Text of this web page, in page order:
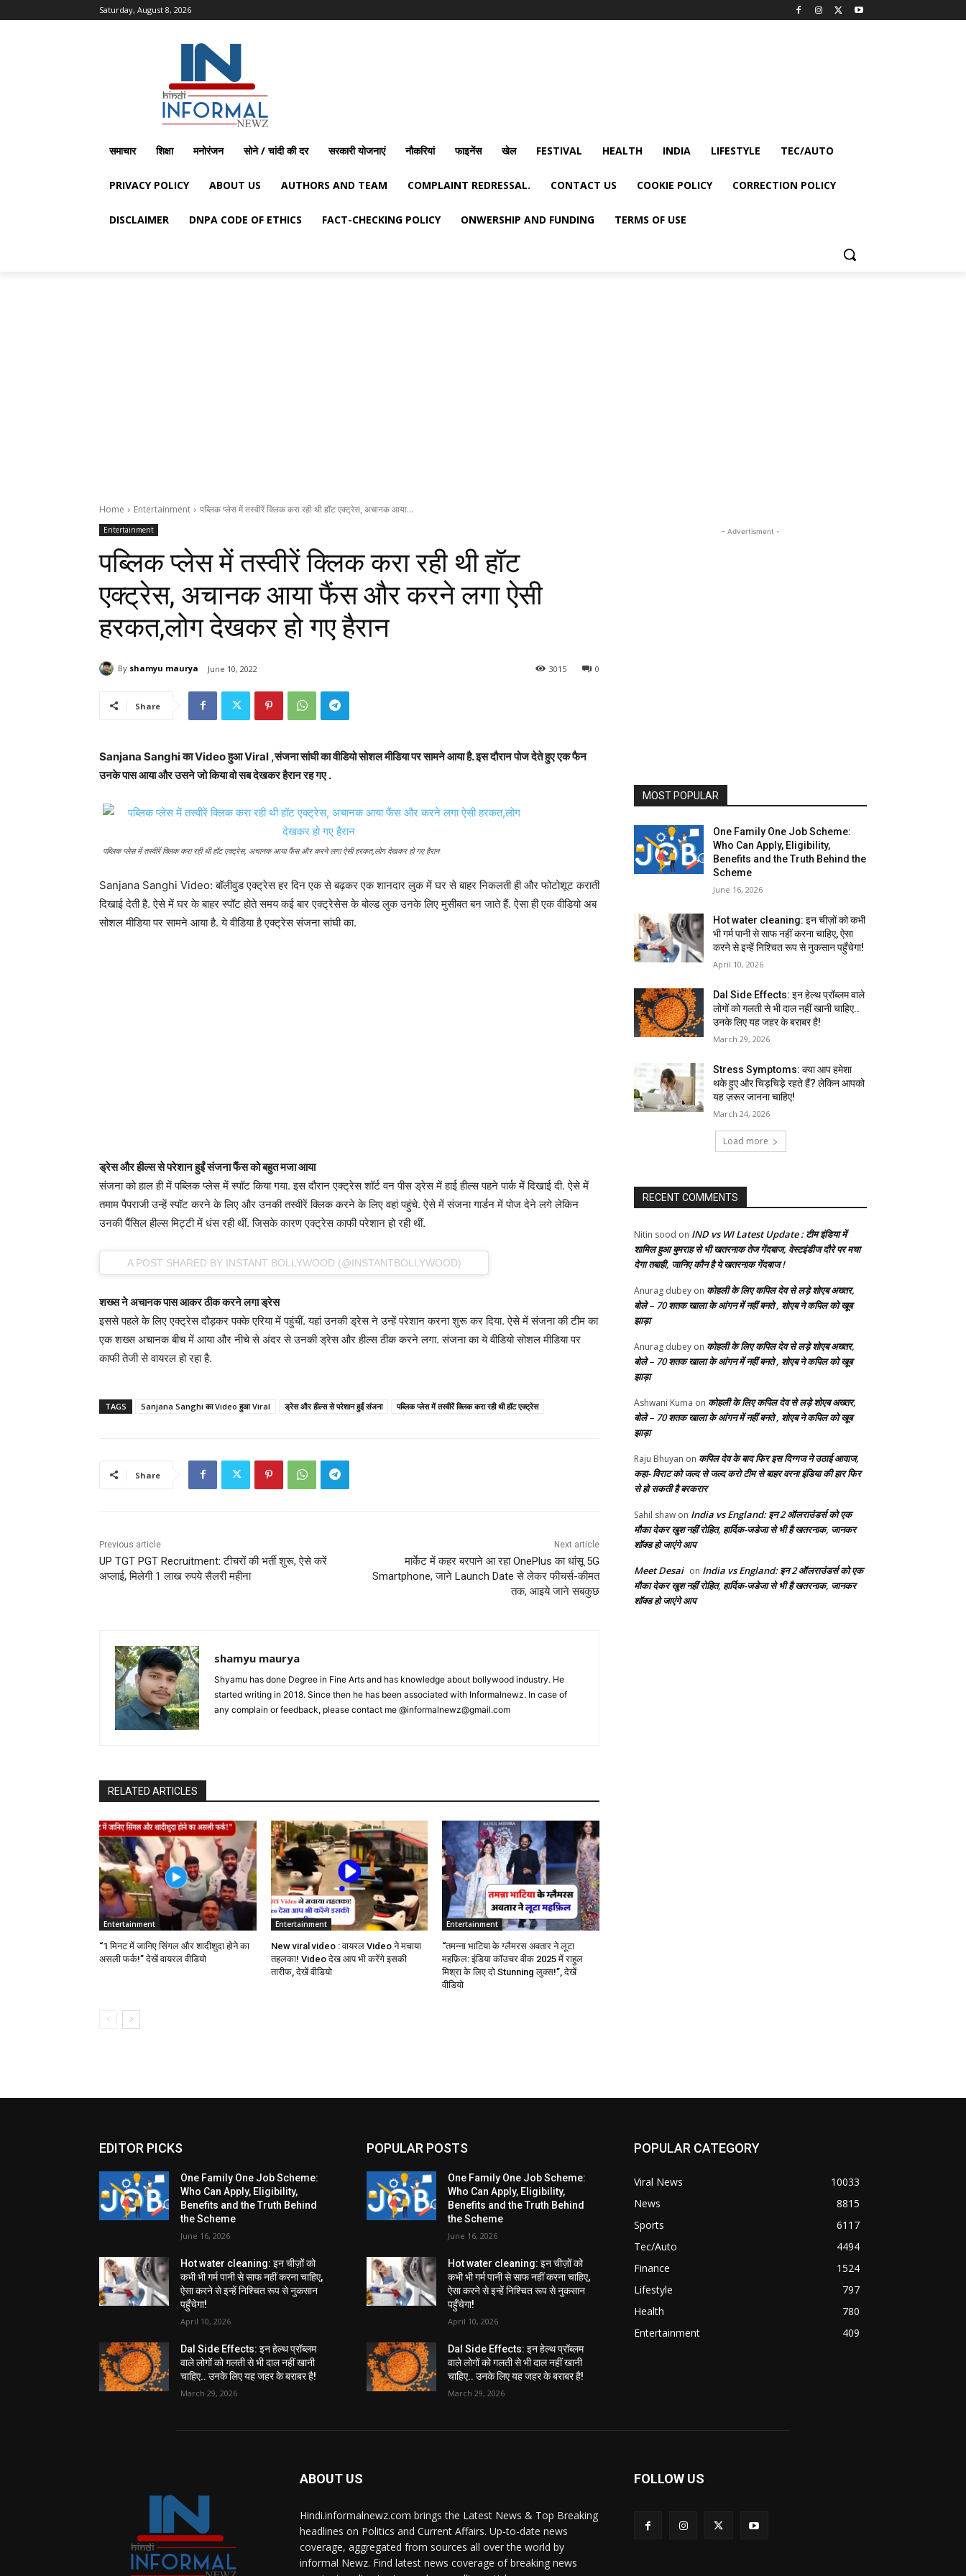
Saturday, August 8, 2026
समाचार शिक्षा मनोरंजन सोने / चांदी की दर सरकारी योजनाएं नौकरियां फाइनेंस खेल FESTIVAL HEALTH INDIA LIFESTYLE TEC/AUTO
PRIVACY POLICY ABOUT US AUTHORS AND TEAM COMPLAINT REDRESSAL. CONTACT US COOKIE POLICY CORRECTION POLICY
DISCLAIMER DNPA CODE OF ETHICS FACT-CHECKING POLICY ONWERSHIP AND FUNDING TERMS OF USE
Home Entertainment पब्लिक प्लेस में तस्वीरें क्लिक करा रही थी हॉट एक्ट्रेस, अचानक आया...
Entertainment
पब्लिक प्लेस में तस्वीरें क्लिक करा रही थी हॉट
एक्ट्रेस, अचानक आया फैंस और करने लगा ऐसी
हरकत,लोग देखकर हो गए हैरान
By shamyu maurya June 10, 2022 0
3015
Share
Sanjana Sanghi का Video हुआ Viral ,संजना सांघी का वीडियो सोशल मीडिया पर सामने आया है. इस दौरान पोज देते हुए एक फैन
उनके पास आया और उसने जो किया वो सब देखकर हैरान रह गए .
पब्लिक प्लेस में तस्वीरें क्लिक करा रही थी हॉट एक्ट्रेस, अचानक आया फैंस और करने लगा ऐसी हरकत,लोग देखकर हो गए हैरान
Sanjana Sanghi Video: बॉलीवुड एक्ट्रेस हर दिन एक से बढ़कर एक शानदार लुक में घर से बाहर निकलती ही और फोटोशूट कराती
दिखाई देती है. ऐसे में घर के बाहर स्पॉट होते समय कई बार एक्ट्रेसेस के बोल्ड लुक उनके लिए मुसीबत बन जाते हैं. ऐसा ही एक वीडियो अब
सोशल मीडिया पर सामने आया है. ये वीडिया है एक्ट्रेस संजना सांघी का.
ड्रेस और हील्स से परेशान हुईं संजना फैंस को बहुत मजा आया
संजना को हाल ही में पब्लिक प्लेस में स्पॉट किया गया. इस दौरान एक्ट्रेस शॉर्ट वन पीस ड्रेस में हाई हील्स पहने पार्क में दिखाई दी. ऐसे में
तमाम पैपराजी उन्हें स्पॉट करने के लिए और उनकी तस्वीरें क्लिक करने के लिए वहां पहुंचे. ऐसे में संजना गार्डन में पोज देने लगे लेकिन
उनकी पैंसिल हील्स मिट्टी में धंस रही थीं. जिसके कारण एक्ट्रेस काफी परेशान हो रही थीं.
A POST SHARED BY INSTANT BOLLYWOOD (@INSTANTBOLLYWOOD)
शख्स ने अचानक पास आकर ठीक करने लगा ड्रेस
इससे पहले के लिए एक्ट्रेस दौड़कर पक्के एरिया में पहुंचीं. यहां उनकी ड्रेस ने उन्हें परेशान करना शुरू कर दिया. ऐसे में संजना की टीम का
एक शख्स अचानक बीच में आया और नीचे से अंदर से उनकी ड्रेस और हील्स ठीक करने लगा. संजना का ये वीडियो सोशल मीडिया पर
काफी तेजी से वायरल हो रहा है.
TAGS Sanjana Sanghi का Video हुआ Viral ड्रेस और हील्स से परेशान हुईं संजना पब्लिक प्लेस में तस्वीरें क्लिक करा रही थी हॉट एक्ट्रेस
Share
Previous article
UP TGT PGT Recruitment: टीचरों की भर्ती शुरू, ऐसे करें
अप्लाई, मिलेगी 1 लाख रुपये सैलरी महीना
Next article
मार्केट में कहर बरपाने आ रहा OnePlus का धांसू 5G
Smartphone, जाने Launch Date से लेकर फीचर्स-कीमत
तक, आइये जाने सबकुछ
shamyu maurya
Shyamu has done Degree in Fine Arts and has knowledge about bollywood industry. He
started writing in 2018. Since then he has been associated with Informalnewz. In case of
any complain or feedback, please contact me @informalnewz@gmail.com
RELATED ARTICLES
Entertainment
“1 मिनट में जानिए सिंगल और शादीशुदा होने का
असली फर्क!” देखें वायरल वीडियो
Entertainment
New viral video : वायरल Video ने मचाया
तहलका! Video देख आप भी करेंगे इसकी
तारीफ, देखें वीडियो
Entertainment
“तमन्ना भाटिया के ग्लैमरस अवतार ने लूटा
महफ़िल: इंडिया कॉउचर वीक 2025 में राहुल
मिश्रा के लिए दो Stunning लुक्स!”, देखें
वीडियो
- Advertisment -
MOST POPULAR
One Family One Job Scheme:
Who Can Apply, Eligibility,
Benefits and the Truth Behind the
Scheme
June 16, 2026
Hot water cleaning: इन चीज़ों को कभी
भी गर्म पानी से साफ नहीं करना चाहिए, ऐसा
करने से इन्हें निश्चित रूप से नुकसान पहुँचेगा!
April 10, 2026
Dal Side Effects: इन हेल्थ प्रॉब्लम वाले
लोगों को गलती से भी दाल नहीं खानी चाहिए..
उनके लिए यह जहर के बराबर है!
March 29, 2026
Stress Symptoms: क्या आप हमेशा
थके हुए और चिड़चिड़े रहते हैं? लेकिन आपको
यह ज़रूर जानना चाहिए!
March 24, 2026
Load more
RECENT COMMENTS
Nitin sood on IND vs WI Latest Update : टीम इंडिया में
शामिल हुआ बुमराह से भी खतरनाक तेज गेंदबाज, वेस्टइंडीज दौरे पर मचा
देगा तबाही, जानिए कौन है ये खतरनाक गेंदबाज !
Anurag dubey on कोहली के लिए कपिल देव से लड़े शोएब अख्तर,
बोले – 70 शतक खाला के आंगन में नहीं बनते , शोएब ने कपिल को खूब
झाड़ा
Anurag dubey on कोहली के लिए कपिल देव से लड़े शोएब अख्तर,
बोले – 70 शतक खाला के आंगन में नहीं बनते , शोएब ने कपिल को खूब
झाड़ा
Ashwani Kuma on कोहली के लिए कपिल देव से लड़े शोएब अख्तर,
बोले – 70 शतक खाला के आंगन में नहीं बनते , शोएब ने कपिल को खूब
झाड़ा
Raju Bhuyan on कपिल देव के बाद फिर इस दिग्गज ने उठाई आवाज,
कहा- विराट को जल्द से जल्द करो टीम से बाहर वरना इंडिया की हार फिर
से हो सकती है बरकरार
Sahil shaw on India vs England: इन 2 ऑलराउंडर्स को एक
मौका देकर खुश नहीं रोहित, हार्दिक-जडेजा से भी है खतरनाक, जानकर
शॉक्ड हो जाएंगे आप
Meet Desai on India vs England: इन 2 ऑलराउंडर्स को एक
मौका देकर खुश नहीं रोहित, हार्दिक-जडेजा से भी है खतरनाक, जानकर
शॉक्ड हो जाएंगे आप
EDITOR PICKS
One Family One Job Scheme:
Who Can Apply, Eligibility,
Benefits and the Truth Behind
the Scheme
June 16, 2026
Hot water cleaning: इन चीज़ों को
कभी भी गर्म पानी से साफ नहीं करना चाहिए,
ऐसा करने से इन्हें निश्चित रूप से नुकसान
पहुँचेगा!
April 10, 2026
Dal Side Effects: इन हेल्थ प्रॉब्लम
वाले लोगों को गलती से भी दाल नहीं खानी
चाहिए.. उनके लिए यह जहर के बराबर है!
March 29, 2026
POPULAR POSTS
One Family One Job Scheme:
Who Can Apply, Eligibility,
Benefits and the Truth Behind
the Scheme
June 16, 2026
Hot water cleaning: इन चीज़ों को
कभी भी गर्म पानी से साफ नहीं करना चाहिए,
ऐसा करने से इन्हें निश्चित रूप से नुकसान
पहुँचेगा!
April 10, 2026
Dal Side Effects: इन हेल्थ प्रॉब्लम
वाले लोगों को गलती से भी दाल नहीं खानी
चाहिए.. उनके लिए यह जहर के बराबर है!
March 29, 2026
POPULAR CATEGORY
Viral News
10033
News
8815
Sports
6117
Tec/Auto
4494
Finance
1524
Lifestyle
797
Health
780
Entertainment
409
ABOUT US
Hindi.informalnewz.com brings the Latest News & Top Breaking
headlines on Politics and Current Affairs. Up-to-date news
coverage, aggregated from sources all over the world by
informal Newz. Find latest news coverage of breaking news
FOLLOW US